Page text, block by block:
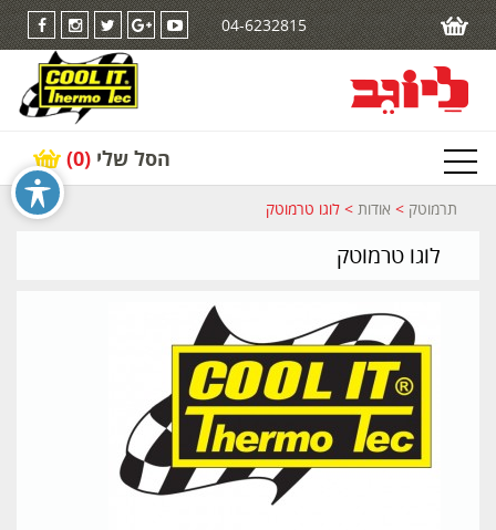
04-6232815
הסל שלי (0)
תרמוטק > אודות > לוגו טרמוטק
לוגו טרמוטק